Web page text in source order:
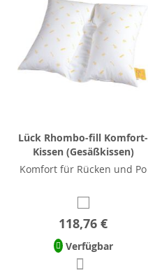
Lück Rhombo-fill Komfort-
Kissen (Gesäßkissen)
Komfort für Rücken und Po
118,76 €
Verfügbar